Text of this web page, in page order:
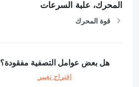
المحرك، علبة السرعات
قوة المحرك
هل بعض عوامل التصفية مفقودة؟
اقتراح تغيير